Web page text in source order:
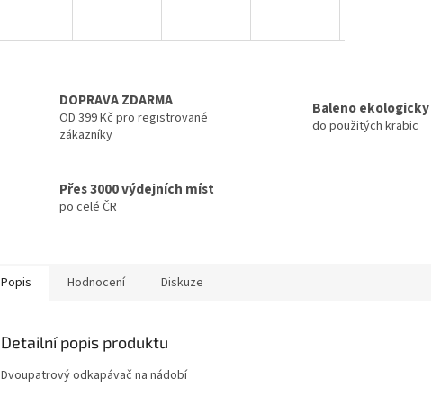
DOPRAVA ZDARMA
OD 399 Kč pro registrované
zákazníky
Baleno ekologicky
do použitých krabic
Přes 3000 výdejních míst
po celé ČR
Popis Hodnocení Diskuze
Detailní popis produktu
Dvoupatrový odkapávač na nádobí